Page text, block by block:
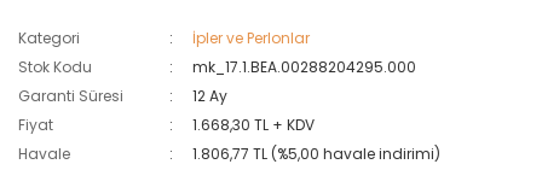
Kategori
İpler ve Perlonlar
Stok Kodu
mk_17.1.BEA.00288204295.000
Garanti Süresi
12 Ay
Fiyat
1.668,30 TL + KDV
Havale
1.806,77 TL (%5,00 havale indirimi)